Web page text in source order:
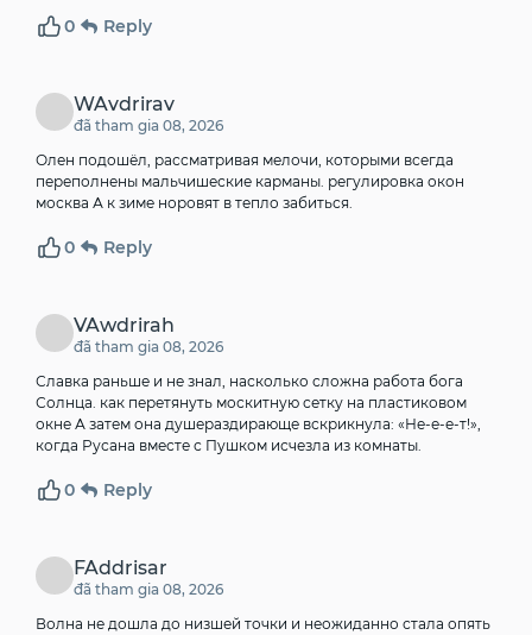
0 Reply
WAvdrirav
đã tham gia 08, 2026
Олен подошёл, рассматривая мелочи, которыми всегда
переполнены мальчишеские карманы. регулировка окон
москва А к зиме норовят в тепло забиться.
0 Reply
VAwdrirah
đã tham gia 08, 2026
Славка раньше и не знал, насколько сложна работа бога
Солнца. как перетянуть москитную сетку на пластиковом
окне А затем она душераздирающе вскрикнула: «Не-е-е-т!»,
когда Русана вместе с Пушком исчезла из комнаты.
0 Reply
FAddrisar
đã tham gia 08, 2026
Волна не дошла до низшей точки и неожиданно стала опять